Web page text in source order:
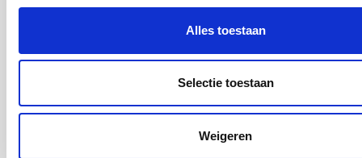
Alles toestaan
Selectie toestaan
Weigeren
van onze workshops? Schrijf je in of neem met ons
contact op voor meer informatie.We helpen je graag
Dit artikel delen: